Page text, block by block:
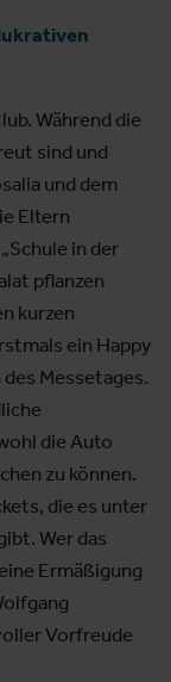
Während die
sind und
und dem
Eltern
in der
pflanzen
kurzen
ein Happy
Messetages.
die Auto
zu können.
die es unter
Wer das
Ermäßigung
Vorfreude